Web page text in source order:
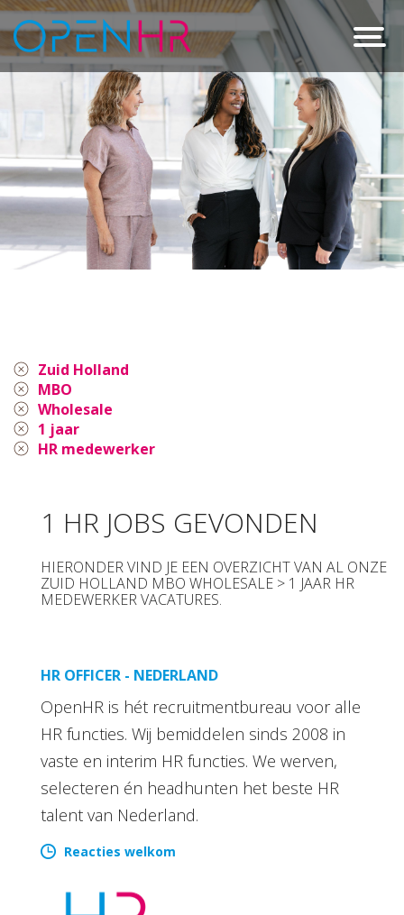
Zuid Holland
MBO
Wholesale
1 jaar
HR medewerker
1 HR JOBS GEVONDEN
HIERONDER VIND JE EEN OVERZICHT VAN AL ONZE
ZUID HOLLAND MBO WHOLESALE > 1 JAAR HR
MEDEWERKER VACATURES.
HR OFFICER - NEDERLAND
OpenHR is hét recruitmentbureau voor alle
HR functies. Wij bemiddelen sinds 2008 in
vaste en interim HR functies. We werven,
selecteren én headhunten het beste HR
talent van Nederland.
Reacties welkom